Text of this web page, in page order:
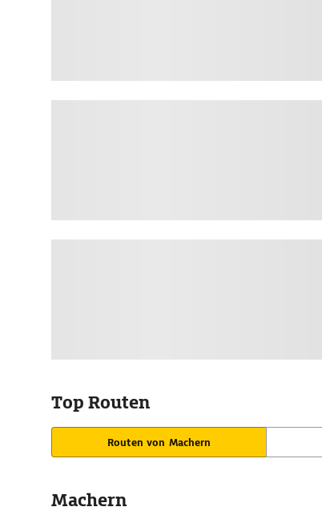
Top Routen
Routen von Machern
Machern